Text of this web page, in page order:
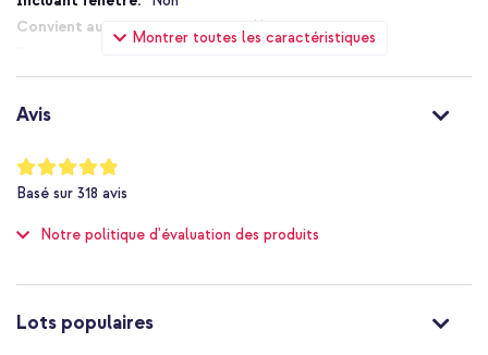
Design mince et confortable
qualité militaire
Produit Spigen original
Avec 1 an de garantie
élégante avec une prise en main fiable et une résistance aux
chutes.
Montrer toutes les caractéristiques
Non
Non
Non
Non
8800337242645
Avis
Notation:
97
%
of
Basé sur 318 avis
Notre politique d'évaluation des produits
Lots populaires